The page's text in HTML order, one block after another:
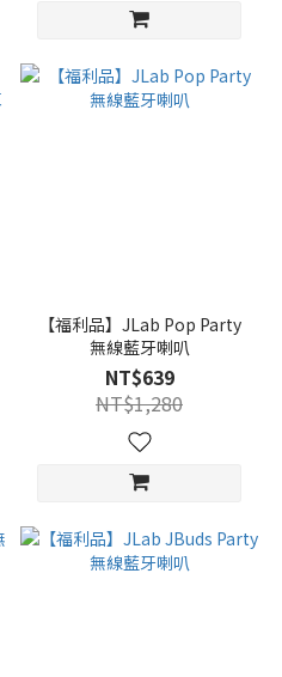
【福利品】JLab Pop Party
無線藍牙喇叭
NT$639
NT$1,280